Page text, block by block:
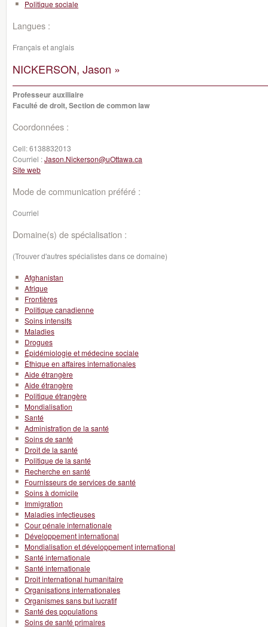
Politique sociale
Langues :
Français et anglais
NICKERSON, Jason »
Professeur auxiliaire
Faculté de droit, Section de common law
Coordonnées :
Cell:6138832013
Courriel :Jason.Nickerson@uOttawa.ca
Site web
Mode de communication préféré :
Courriel
Domaine(s) de spécialisation :
(Trouver d'autres spécialistes dans ce domaine)
Afghanistan
Afrique
Frontières
Politique canadienne
Soins intensifs
Maladies
Drogues
Épidémiologie et médecine sociale
Éthique en affaires internationales
Aide étrangère
Aide étrangère
Politique étrangère
Mondialisation
Santé
Administration de la santé
Soins de santé
Droit de la santé
Politique de la santé
Recherche en santé
Fournisseurs de services de santé
Soins à domicile
Immigration
Maladies infectieuses
Cour pénale internationale
Développement international
Mondialisation et développement international
Santé internationale
Santé internationale
Droit international humanitaire
Organisations internationales
Organismes sans but lucratif
Santé des populations
Soins de santé primaires